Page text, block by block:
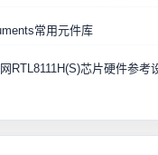
常用元件库
RTL8111H(S)芯片硬件参考